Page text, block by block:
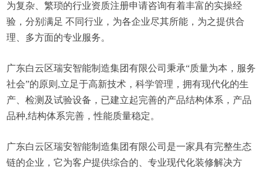
为复杂、繁琐的行业资质注册申请咨询有着丰富的实操经
验，分别满足 不同行业，为各企业尽其所能，为之提供合
理、多方面的专业服务。
广东白云区瑞安智能制造集团有限公司秉承“质量为本，服务
社会”的原则,立足于高新技术，科学管理，拥有现代化的生
产、检测及试验设备，已建立起完善的产品结构体系，产品
品种,结构体系完善，性能质量稳定。
广东白云区瑞安智能制造集团有限公司是一家具有完整生态
链的企业，它为客户提供综合的、专业现代化装修解决方